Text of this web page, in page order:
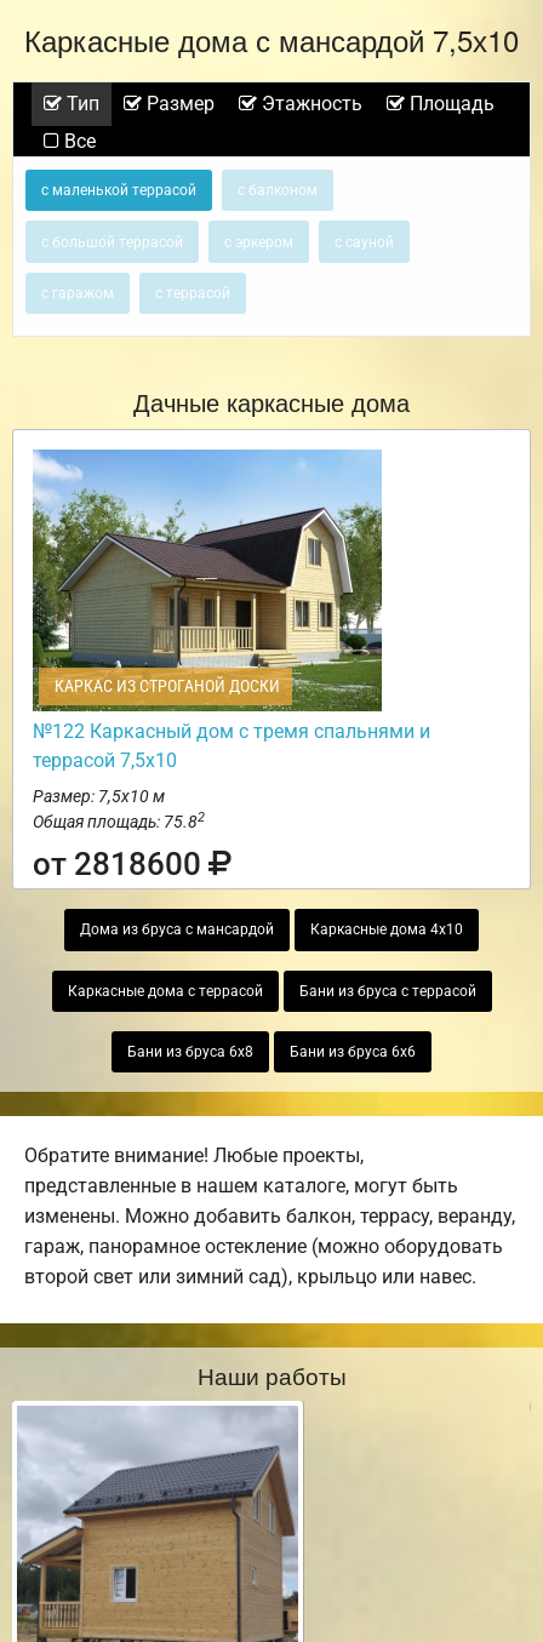
Каркасные дома с мансардой 7,5х10
Тип Размер Этажность
Площадь
Все
с маленькой террасой с балконом
с большой террасой с эркером с сауной
с гаражом с террасой
Дачные каркасные дома
КАРКАС ИЗ СТРОГАНОЙ ДОСКИ
№122 Каркасный дом с тремя спальнями и
террасой 7,5х10
Размер: 7,5х10 м
Общая площадь: 75.82
от 2818600
Дома из бруса с мансардой Каркасные дома 4х10
Каркасные дома с террасой Бани из бруса с террасой
Бани из бруса 6х8 Бани из бруса 6х6
Обратите внимание! Любые проекты,
представленные в нашем каталоге, могут быть
изменены. Можно добавить балкон, террасу, веранду,
гараж, панорамное остекление (можно оборудовать
второй свет или зимний сад), крыльцо или навес.
Наши работы